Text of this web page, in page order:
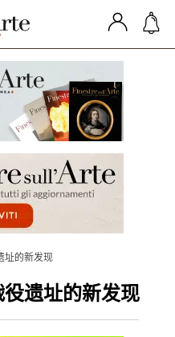
址的新发现
遗址的新发现